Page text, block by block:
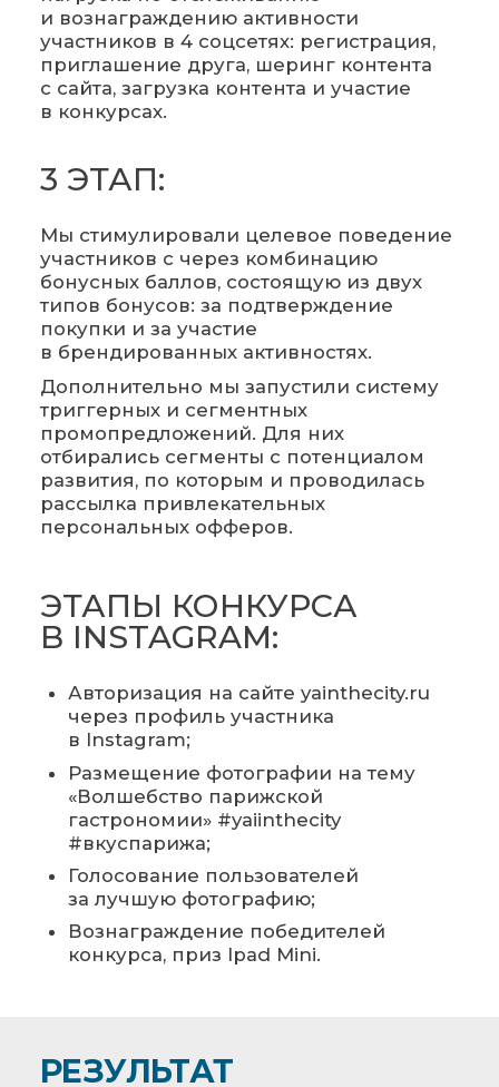
и вознаграждению активности
участников в 4 соцсетях: регистрация,
приглашение друга, шеринг контента
с сайта, загрузка контента и участие
в конкурсах.
3 ЭТАП:
Мы стимулировали целевое поведение
участников с через комбинацию
бонусных баллов, состоящую из двух
типов бонусов: за подтверждение
покупки и за участие
в брендированных активностях.
Дополнительно мы запустили систему
триггерных и сегментных
промопредложений. Для них
отбирались сегменты с потенциалом
развития, по которым и проводилась
рассылка привлекательных
персональных офферов.
ЭТАПЫ КОНКУРСА
В INSTAGRAM:
Авторизация на сайте yainthecity.ru
через профиль участника
в Instagram;
Размещение фотографии на тему
«Волшебство парижской
гастрономии» #yaiinthecity
#вкуспарижа;
Голосование пользователей
за лучшую фотографию;
Вознаграждение победителей
конкурса, приз Ipad Mini.
РЕЗУЛЬТАТ